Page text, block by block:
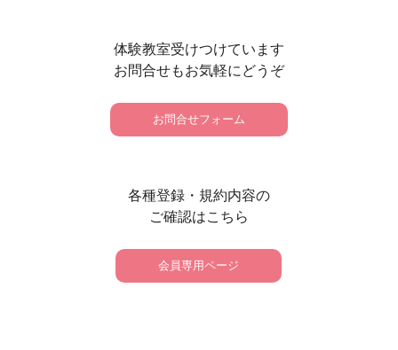
体験教室受けつけています
お問合せもお気軽にどうぞ
お問合せフォーム
各種登録・規約内容の
ご確認はこちら
会員専用ページ